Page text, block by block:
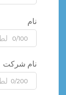
نام
0/100
نام شرکت
0/200